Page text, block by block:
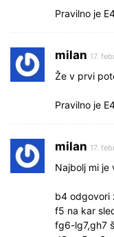
Pravilno je
milan 17.
Že v prvi
Pravilno je
milan 17.
Najbolj mi je
b4 odgovori
f5 na kar
fg6-lg7,gh7